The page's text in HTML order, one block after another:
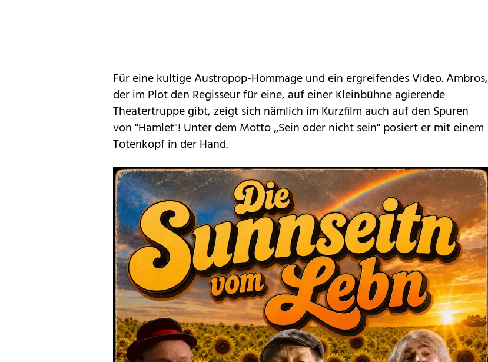
Für eine kultige Austropop-Hommage und ein ergreifendes Video. Ambros,
der im Plot den Regisseur für eine, auf einer Kleinbühne agierende
Theatertruppe gibt, zeigt sich nämlich im Kurzfilm auch auf den Spuren
von "Hamlet"! Unter dem Motto „Sein oder nicht sein" posiert er mit einem
Totenkopf in der Hand.